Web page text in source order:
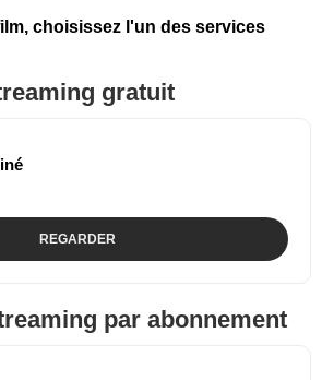
choisissez l'un des services
gratuit
REGARDER
par abonnement